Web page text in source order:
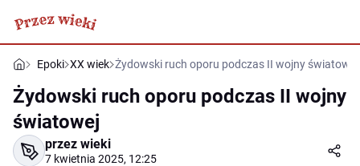
Epoki XX wiek Żydowski ruch oporu podczas II wojny światowej
Żydowski ruch oporu podczas II wojny
światowej
przez wieki
7 kwietnia 2025, 12:25